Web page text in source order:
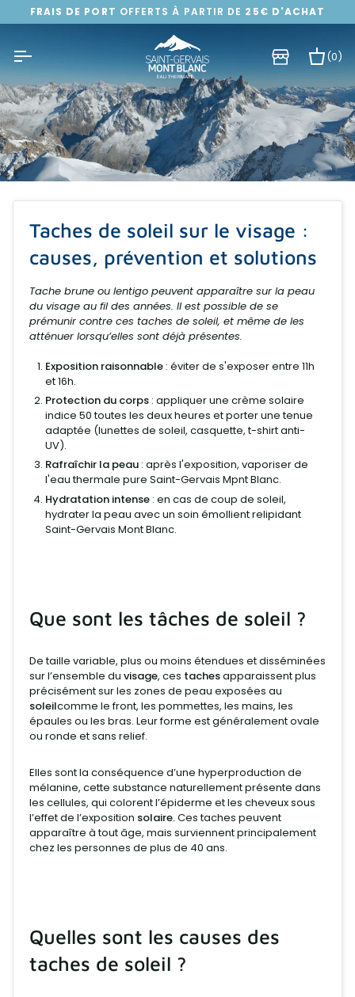
Passer
au
FRAIS DE PORT OFFERTS À PARTIR DE 25€ D'ACHAT
(0)
Taches de soleil sur le visage :
causes, prévention et solutions
Tache brune ou lentigo peuvent apparaître sur la peau
du visage au fil des années. Il est possible de se
prémunir contre ces taches de soleil, et même de les
atténuer lorsqu’elles sont déjà présentes.
Exposition raisonnable : éviter de s'exposer entre 11h
et 16h.
Protection du corps : appliquer une crème solaire
indice 50 toutes les deux heures et porter une tenue
adaptée (lunettes de soleil, casquette, t-shirt anti-
UV).
Rafraîchir la peau : après l'exposition, vaporiser de
l'eau thermale pure Saint-Gervais Mpnt Blanc.
Hydratation intense : en cas de coup de soleil,
hydrater la peau avec un soin émollient relipidant
Saint-Gervais Mont Blanc.
Que sont les tâches de soleil ?
De taille variable, plus ou moins étendues et disséminées
sur l’ensemble du visage, ces tachesapparaissent plus
précisément sur les zones de peau exposées au
soleilcomme le front, les pommettes, les mains, les
épaules ou les bras. Leur forme est généralement ovale
ou ronde et sans relief.
Elles sont la conséquence d’une hyperproduction de
mélanine, cette substance naturellement présente dans
les cellules, qui colorent l’épiderme et les cheveux sous
l’effet de l’exposition solaire.Ces taches peuvent
apparaître à tout âge, mais surviennent principalement
chez les personnes de plus de 40 ans.
Quelles sont les causes des
taches de soleil ?